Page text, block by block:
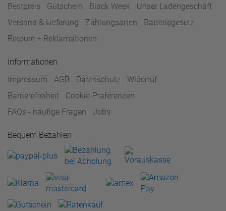
Bestpreis
Gutschein Black Week
Unser Ladengeschäft
Versand & Lieferung
Zahlungsarten
Batteriegesetz
Retoure + Reklamationen
Informationen
Impressum
AGB Datenschutz
Widerruf
Barrierefreiheit
Cookie-Präferenzen
FAQs - häufige Fragen
Jobs
Bequem Bezahlen